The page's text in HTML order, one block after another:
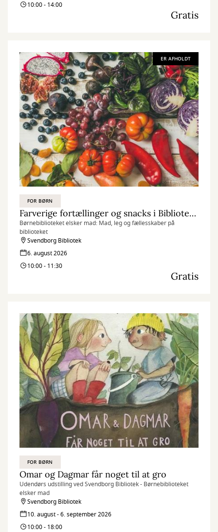
10:00 - 14:00
Gratis
ER AFHOLDT
FOR BØRN
Farverige fortællinger og snacks i Bibliotekshaven
Børnebiblioteket elsker mad: Mad, leg og fællesskaber på
biblioteket
Svendborg Bibliotek
6. august 2026
10:00 - 11:30
Gratis
FOR BØRN
Omar og Dagmar får noget til at gro
Udendørs udstilling ved Svendborg Bibliotek - Børnebiblioteket
elsker mad
Svendborg Bibliotek
10. august - 6. september 2026
10:00 - 18:00